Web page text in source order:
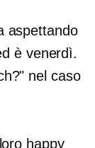
aspettando
è venerdì.
nel caso
happy